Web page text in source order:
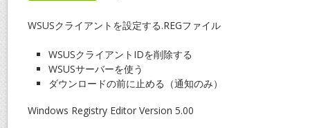
WSUSクライアントを設定する.REGファイル
WSUSクライアントIDを削除する
WSUSサーバーを使う
ダウンロードの前に止める（通知のみ）
Windows Registry Editor Version 5.00